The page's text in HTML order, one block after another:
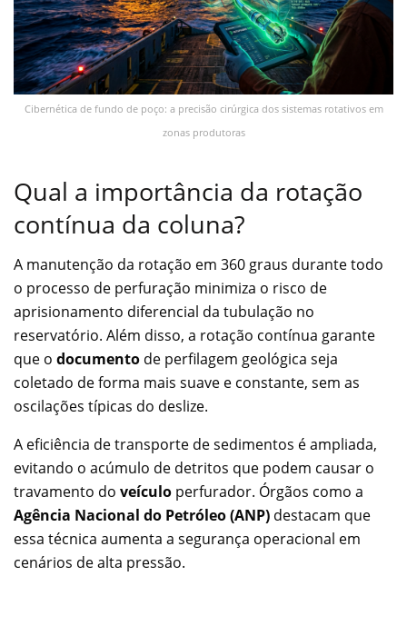
Cibernética de fundo de poço: a precisão cirúrgica dos sistemas rotativos em
zonas produtoras
Qual a importância da rotação
contínua da coluna?
A manutenção da rotação em 360 graus durante todo
o processo de perfuração minimiza o risco de
aprisionamento diferencial da tubulação no
reservatório. Além disso, a rotação contínua garante
que o documento de perfilagem geológica seja
coletado de forma mais suave e constante, sem as
oscilações típicas do deslize.
A eficiência de transporte de sedimentos é ampliada,
evitando o acúmulo de detritos que podem causar o
travamento do veículo perfurador. Órgãos como a
Agência Nacional do Petróleo (ANP) destacam que
essa técnica aumenta a segurança operacional em
cenários de alta pressão.